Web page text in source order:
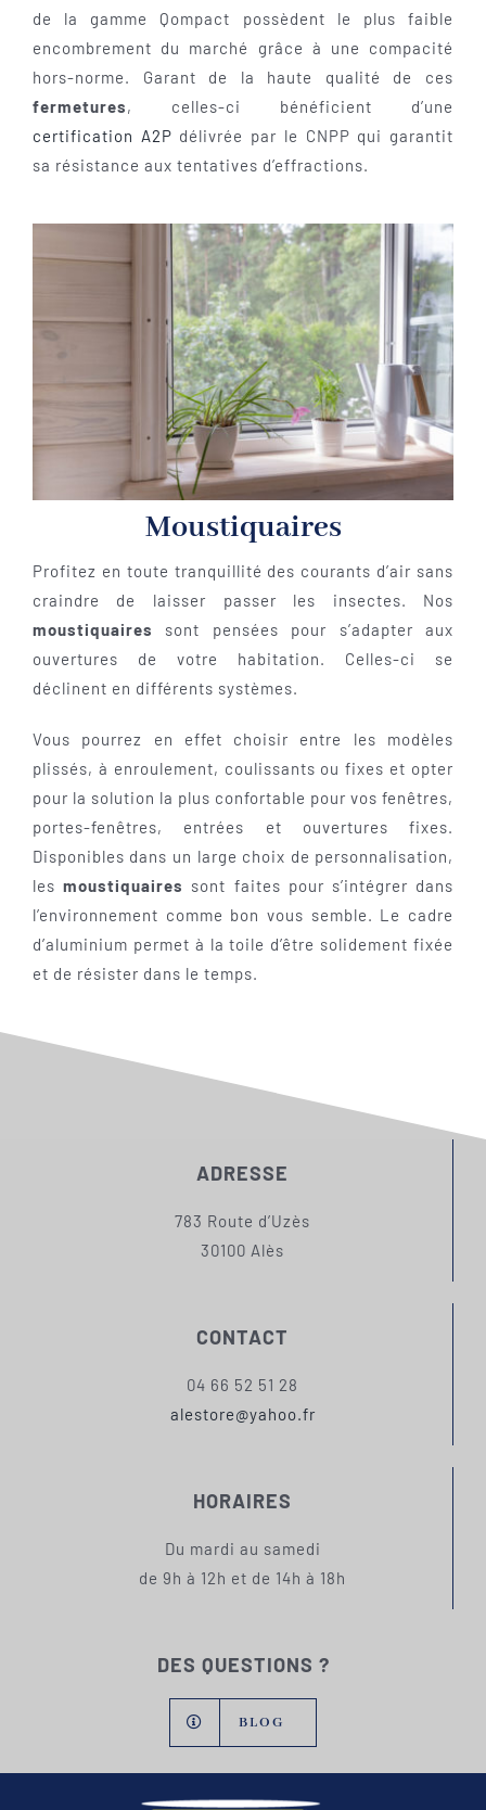
de la gamme Qompact possèdent le plus faible
encombrement du marché grâce à une compacité
hors-norme. Garant de la haute qualité de ces
fermetures, celles-ci bénéficient d’une
certification A2P délivrée par le CNPP qui garantit
sa résistance aux tentatives d’effractions.
Moustiquaires
Profitez en toute tranquillité des courants d’air sans
craindre de laisser passer les insectes. Nos
moustiquaires
sont pensées pour s’adapter aux
ouvertures de votre habitation. Celles-ci se
déclinent en différents systèmes.
Vous pourrez en effet choisir entre les modèles
plissés, à enroulement, coulissants ou fixes et opter
pour la solution la plus confortable pour vos fenêtres,
portes-fenêtres, entrées et ouvertures fixes.
Disponibles dans un large choix de personnalisation,
lesmoustiquaires sont faites pour s’intégrer dans
l’environnement comme bon vous semble. Le cadre
d’aluminium permet à la toile d’être solidement fixée
et de résister dans le temps.
ADRESSE
783 Route d’Uzès
30100 Alès
CONTACT
04 66 52 51 28
alestore@yahoo.fr
HORAIRES
Du mardi au samedi
de 9h à 12h et de 14h à 18h
DES QUESTIONS ?
BLOG